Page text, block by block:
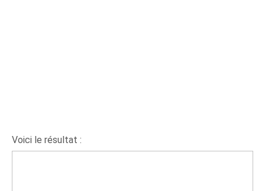
Voici le résultat :